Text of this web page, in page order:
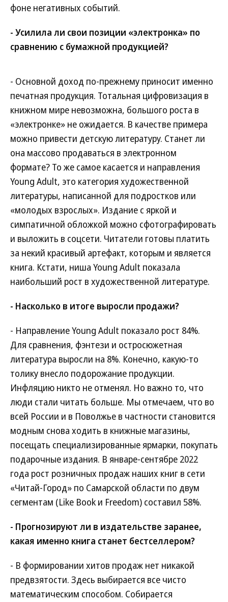
фоне негативных событий.
- Усилила ли свои позиции «электронка» по
сравнению с бумажной продукцией?
- Основной доход по-прежнему приносит именно
печатная продукция. Тотальная цифровизация в
книжном мире невозможна, большого роста в
«электронке» не ожидается. В качестве примера
можно привести детскую литературу. Станет ли
она массово продаваться в электронном
формате? То же самое касается и направления
Young Adult, это категория художественной
литературы, написанной для подростков или
«молодых взрослых». Издание с яркой и
симпатичной обложкой можно сфотографировать
и выложить в соцсети. Читатели готовы платить
за некий красивый артефакт, которым и является
книга. Кстати, ниша Young Adult показала
наибольший рост в художественной литературе.
- Насколько в итоге выросли продажи?
- Направление Young Adult показало рост 84%.
Для сравнения, фэнтези и остросюжетная
литература выросли на 8%. Конечно, какую-то
толику внесло подорожание продукции.
Инфляцию никто не отменял. Но важно то, что
люди стали читать больше. Мы отмечаем, что во
всей России и в Поволжье в частности становится
модным снова ходить в книжные магазины,
посещать специализированные ярмарки, покупать
подарочные издания. В январе-сентябре 2022
года рост розничных продаж наших книг в сети
«Читай-Город» по Самарской области по двум
сегментам (Like Book и Freedom) составил 58%.
- Прогнозируют ли в издательстве заранее,
какая именно книга станет бестселлером?
- В формировании хитов продаж нет никакой
предвзятости. Здесь выбирается все чисто
математическим способом. Собирается